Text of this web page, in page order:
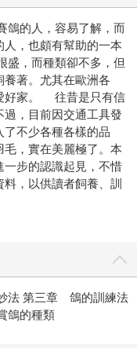
的人，容易了解，而
，也頗有幫助的一本
，而種類卻不多，但
著。尤其在歐洲各
好家。 往昔是只有信
，目前因交通工具發
不少各種各樣的品
，實在美麗極了。本
步的認識起見，不惜
，以供讀者飼養、訓
法 第三章 鴿的訓練法
鴿的種類